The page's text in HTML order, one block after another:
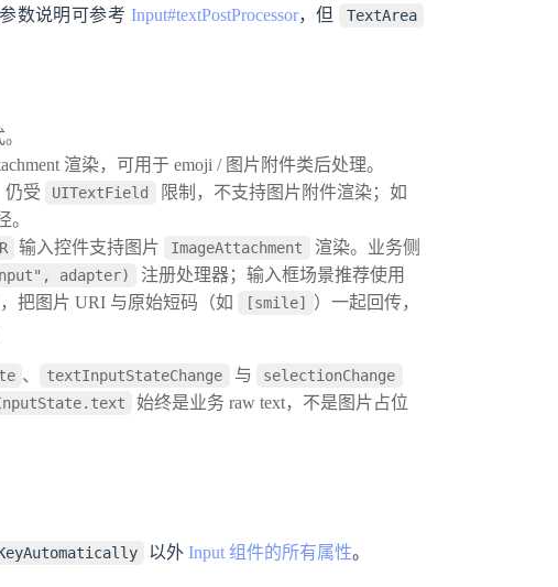
数说明可参考 Input#textPostProcessor，但 TextArea
渲染，可用于 emoji / 图片附件类后处理。
仍受 UITextField
限制，不支持图片附件渲染；如
。
输入控件支持图片 ImageAttachment
渲染。业务侧
adapter) 注册处理器；输入框场景推荐使用
，把图片 URI 与原始短码（如 [smile]
）一起回传，
、 textInputStateChange 与 selectionChange
始终是业务 raw text，不是图片占位
以外Input 组件的所有属性。